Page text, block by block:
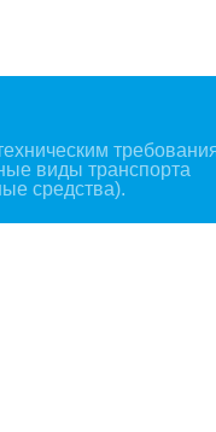
виды транспорта
средства).